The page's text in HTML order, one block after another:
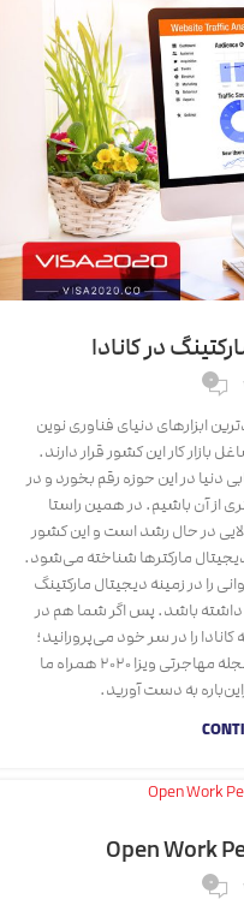
در کانادا
۰
ابزارهای دنیای فناوری نوین
کار این کشور قرار دارند.
دنیا در این حوزه رقم بخورد و در
از آن باشیم. در همین راستا
در حال رشد است و این کشور
مارکترها شناخته می‌شود.
را در زمینه دیجیتال مارکتینگ
داشته باشد. پس اگر شما هم در
را در سر خود می‌پرورانید؛
پیشنهاد می‌کنیم که تا پایان این بخش از مجله مهاجرتی ویزا ۲۰۲۰ همراه ما
به دست آورید.
۰